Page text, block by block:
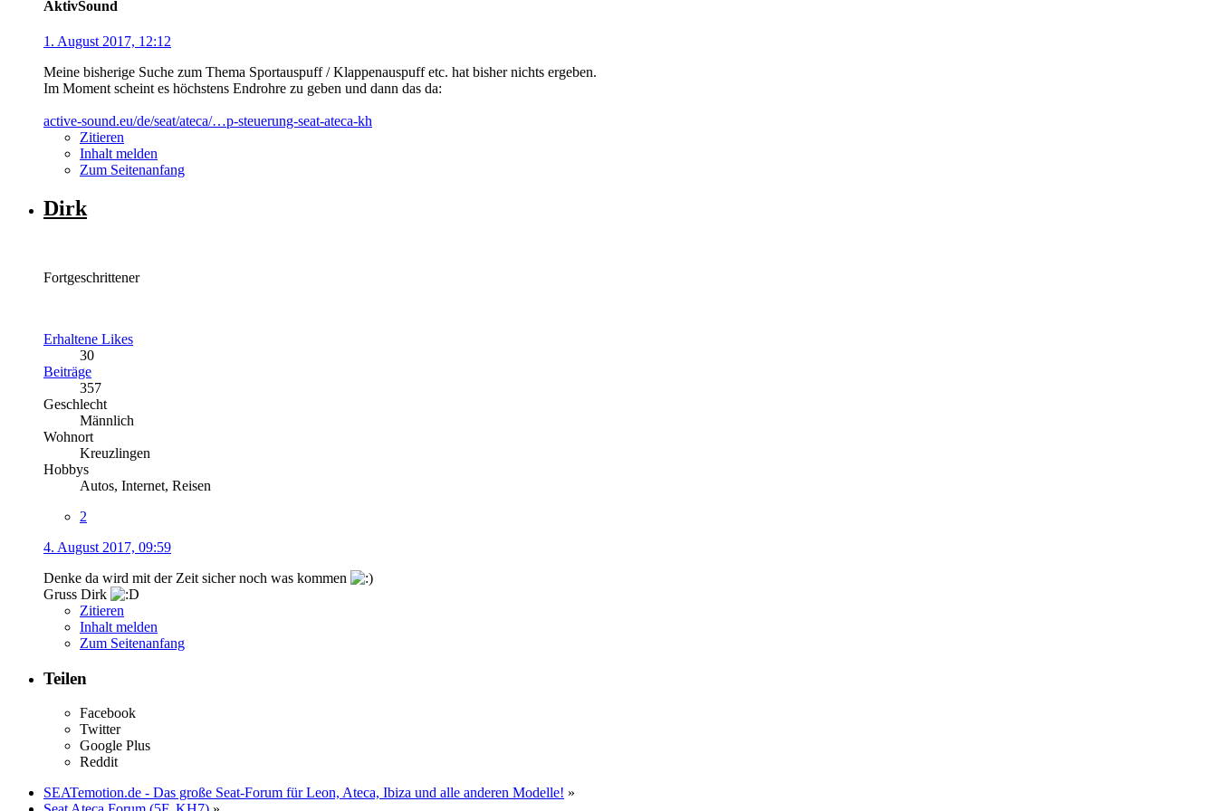
AktivSound
1. August 2017, 12:12
Meine bisherige Suche zum Thema Sportauspuff / Klappenauspuff etc. hat bisher nichts ergeben.
Im Moment scheint es höchstens Endrohre zu geben und dann das da:
active-sound.eu/de/seat/ateca/…p-steuerung-seat-ateca-kh
Zitieren
Inhalt melden
Zum Seitenanfang
Dirk
Fortgeschrittener
Erhaltene Likes
30
Beiträge
357
Geschlecht
Männlich
Wohnort
Kreuzlingen
Hobbys
Autos, Internet, Reisen
2
4. August 2017, 09:59
Denke da wird mit der Zeit sicher noch was kommen
Gruss Dirk
Zitieren
Inhalt melden
Zum Seitenanfang
Teilen
Facebook
Twitter
Google Plus
Reddit
SEATemotion.de - Das große Seat-Forum für Leon, Ateca, Ibiza und alle anderen Modelle! »